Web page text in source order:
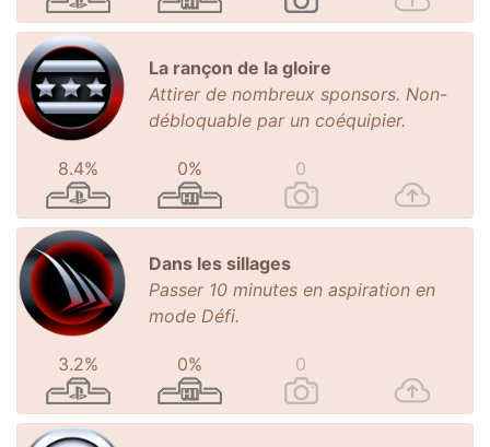
La rançon de la gloire
Attirer de nombreux sponsors. Non-
débloquable par un coéquipier.
8.4% 0% 0
Dans les sillages
Passer 10 minutes en aspiration en
mode Défi.
3.2% 0% 0